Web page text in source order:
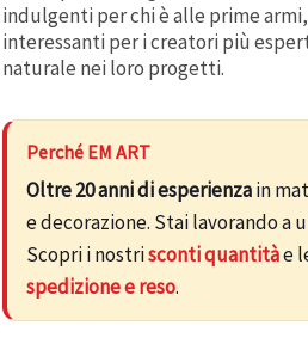
indulgenti per chi è alle prime
interessanti per i creatori più
naturale nei loro progetti.
Perché EM ART
Oltre 20 anni di esperienzain
e decorazione. Stai lavorando a
Scopri i nostrisconti quantitàe
spedizione e reso.